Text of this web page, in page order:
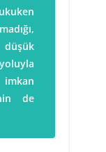
düşük
de